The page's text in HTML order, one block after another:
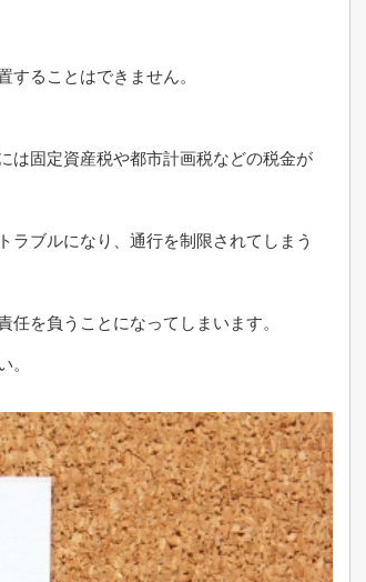
ることはできません。
は固定資産税や都市計画税などの税金が
ラブルになり、通行を制限されてしまう
を負うことになってしまいます。
。